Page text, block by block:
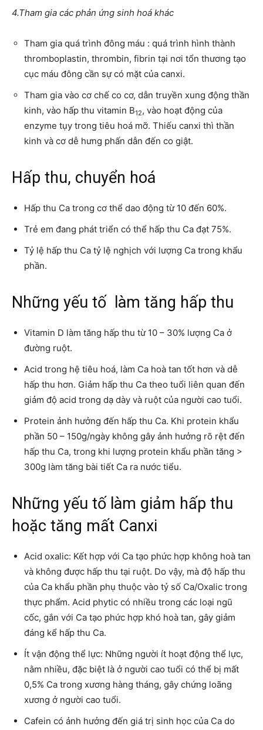
4.Tham gia các phản ứng sinh hoá khác
Tham gia quá trình đông máu : quá trình hình thành
thromboplastin, thrombin, fibrin tại nơi tổn thương tạo
cục máu đông cần sự có mặt của canxi.
Tham gia vào cơ chế co cơ, dẫn truyền xung động thần
kinh, vào hấp thu vitamin B12, vào hoạt động của
enzyme tụy trong tiêu hoá mỡ. Thiếu canxi thì thần
kinh và cơ dễ hưng phấn dẫn đến co giật.
Hấp thu, chuyển hoá
Hấp thu Ca trong cơ thể dao động từ 10 đến 60%.
Trẻ em đang phát triển có thể hấp thu Ca đạt 75%.
Tỷ lệ hấp thu Ca tỷ lệ nghịch với lượng Ca trong khẩu
phần.
Những yếu tố làm tăng hấp thu
Vitamin D làm tăng hấp thu từ 10 – 30% lượng Ca ở
đường ruột.
Acid trong hệ tiêu hoá, làm Ca hoà tan tốt hơn và dễ
hấp thu hơn. Giảm hấp thu Ca theo tuổi liên quan đến
giảm độ acid trong dạ dày và ruột của người cao tuổi.
Protein ảnh hưởng đến hấp thu Ca. Khi protein khẩu
phần 50 – 150g/ngày không gây ảnh hưởng rõ rệt đến
hấp thu Ca, trong khi lượng protein khẩu phần tăng >
300g làm tăng bài tiết Ca ra nước tiểu.
Những yếu tố làm giảm hấp thu
hoặc tăng mất Canxi
Acid oxalic: Kết hợp với Ca tạo phức hợp không hoà tan
và không được hấp thu tại ruột. Do vậy, mà độ hấp thu
của Ca khẩu phần phụ thuộc vào tỷ số Ca/Oxalic trong
thực phẩm. Acid phytic có nhiều trong các loại ngũ
cốc, gắn với Ca tạo phức hợp khó hoà tan, gây giảm
đáng kể hấp thu Ca.
Ít vận động thể lực: Những người ít hoạt động thể lực,
nằm nhiều, đặc biệt là ở người cao tuổi có thể bị mất
0,5% Ca trong xương hàng tháng, gây chứng loãng
xương ở người cao tuổi.
Cafein có ảnh hưởng đến giá trị sinh học của Ca do